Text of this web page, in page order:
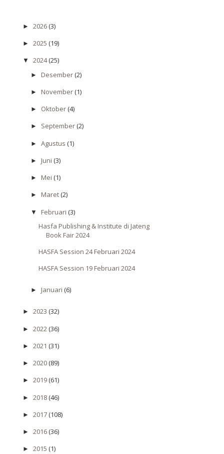
► 2026(3)
► 2025 (19)
▼ 2024(25)
► Desember(2)
► November(1)
► Oktober(4)
► September(2)
► Agustus (1)
► Juni (3)
► Mei (1)
► Maret(2)
▼ Februari (3)
Hasfa Publishing & Institute di Jateng
Book Fair 2024
HASFA Session 24 Februari 2024
HASFA Session 19 Februari 2024
► Januari (6)
► 2023 (32)
► 2022(36)
► 2021 (31)
► 2020(89)
► 2019(61)
► 2018(46)
► 2017(108)
► 2016(36)
► 2015 (1)